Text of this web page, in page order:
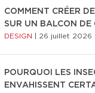
COMMENT CRÉER
SUR UN BALCON DE
DESIGN 26 juillet 2026
POURQUOI LES
ENVAHISSENT